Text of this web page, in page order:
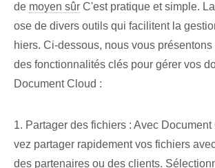
de moyen sûr C'est pratique ‌et simple.‍
ose de divers⁢ outils qui facilitent la
hiers. Ci-dessous, nous vous
des fonctionnalités clés pour gérer vos
Document Cloud :
1. ⁢Partager des fichiers⁤ :⁤ Avec⁤
vez partager rapidement vos ‌fichiers⁤
des partenaires ou des clients.